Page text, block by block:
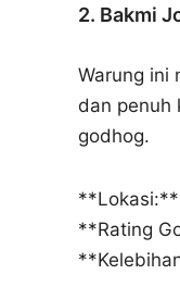
2. Bakmi
Warung ini
dan penuh
godhog.
**Lokasi:**
**Rating